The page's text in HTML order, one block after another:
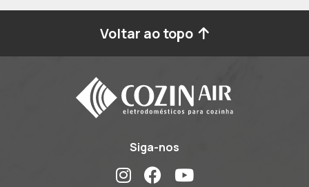
Voltar ao topo
Siga-nos